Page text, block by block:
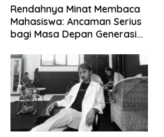
Rendahnya Minat Membaca
Mahasiswa: Ancaman Serius
bagi Masa Depan Generasi